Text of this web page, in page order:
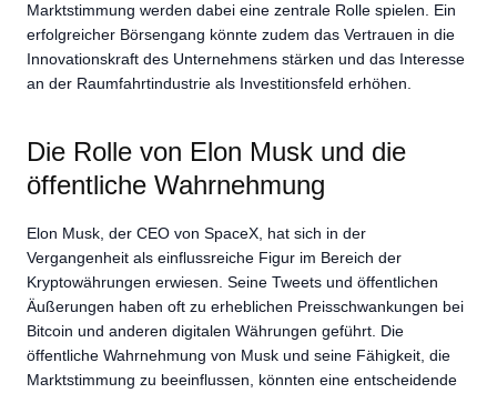
Marktstimmung werden dabei eine zentrale Rolle spielen. Ein
erfolgreicher Börsengang könnte zudem das Vertrauen in die
Innovationskraft des Unternehmens stärken und das Interesse
an der Raumfahrtindustrie als Investitionsfeld erhöhen.
Die Rolle von Elon Musk und die
öffentliche Wahrnehmung
Elon Musk, der CEO von SpaceX, hat sich in der
Vergangenheit als einflussreiche Figur im Bereich der
Kryptowährungen erwiesen. Seine Tweets und öffentlichen
Äußerungen haben oft zu erheblichen Preisschwankungen bei
Bitcoin und anderen digitalen Währungen geführt. Die
öffentliche Wahrnehmung von Musk und seine Fähigkeit, die
Marktstimmung zu beeinflussen, könnten eine entscheidende